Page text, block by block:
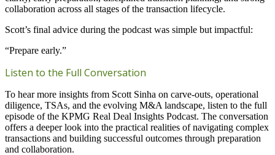
collaboration across all stages of the transaction lifecycle.
Scott’s final advice during the podcast was simple but impactful:
“Prepare early.”
Listen to the Full Conversation
To hear more insights from Scott Sinha on carve-outs, operational
diligence, TSAs, and the evolving M&A landscape, listen to the full
episode of the KPMG Real Deal Insights Podcast. The conversation
offers a deeper look into the practical realities of navigating complex
transactions and building successful outcomes through preparation
and collaboration.